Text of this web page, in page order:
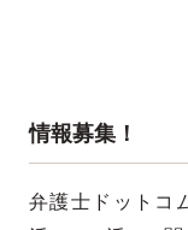
情報募集！
弁護士ドットコ